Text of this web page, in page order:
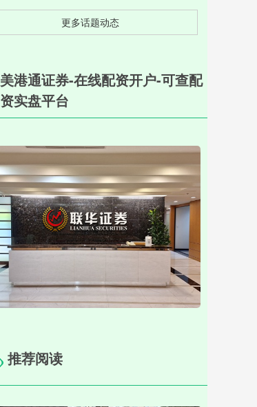
更多话题动态
美港通证券-在线配资开户-可查配
资实盘平台
推荐阅读